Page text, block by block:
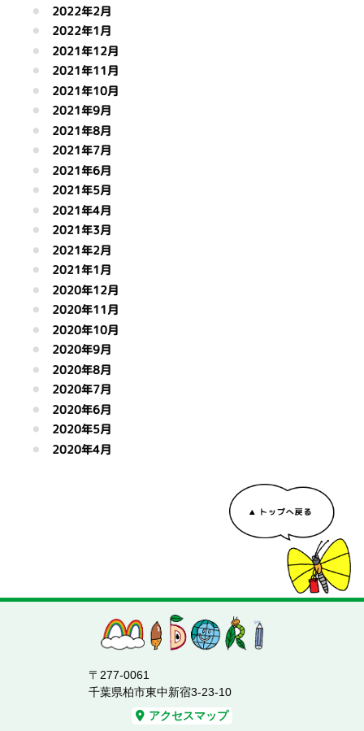
2022年2月
2022年1月
2021年12月
2021年11月
2021年10月
2021年9月
2021年8月
2021年7月
2021年6月
2021年5月
2021年4月
2021年3月
2021年2月
2021年1月
2020年12月
2020年11月
2020年10月
2020年9月
2020年8月
2020年7月
2020年6月
2020年5月
2020年4月
〒277-0061
千葉県柏市東中新宿3-23-10
アクセスマップ